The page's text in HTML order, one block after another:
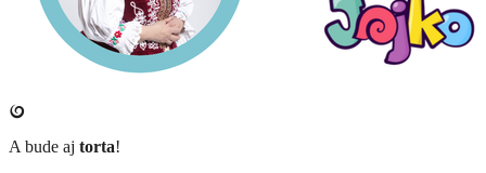
​A bude aj torta!